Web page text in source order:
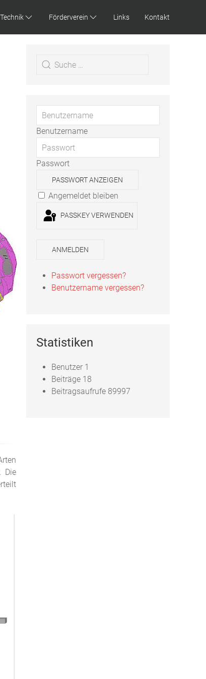
Technik Förderverein Links Kontakt
Die
Benutzername
Passwort
PASSWORT ANZEIGEN
Angemeldet bleiben
PASSKEY VERWENDEN
ANMELDEN
Passwort vergessen?
Benutzername vergessen?
Statistiken
Benutzer 1
Beiträge 18
Beitragsaufrufe 89997